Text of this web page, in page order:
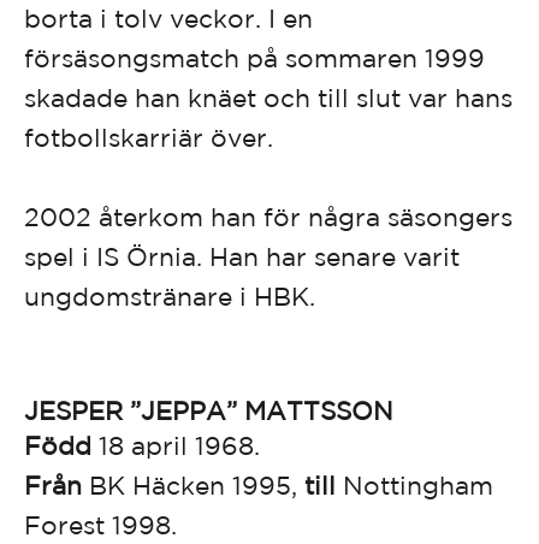
borta i tolv veckor. I en
försäsongsmatch på sommaren 1999
skadade han knäet och till slut var hans
fotbollskarriär över.
2002 återkom han för några säsongers
spel i IS Örnia. Han har senare varit
ungdomstränare i HBK.
JESPER ”JEPPA” MATTSSON
Född 18 april 1968.
Från BK Häcken 1995, till Nottingham
Forest 1998.